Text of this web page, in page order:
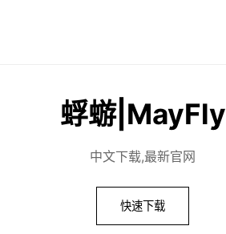
蜉蝣|MayFly
中文下载,最新官网
快速下载